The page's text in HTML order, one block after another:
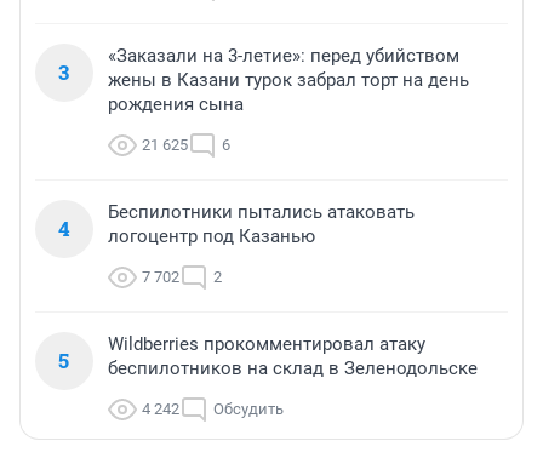
3
«Заказали на 3-летие»: перед убийством
жены в Казани турок забрал торт на день
рождения сына
21 625 6
4
Беспилотники пытались атаковать
логоцентр под Казанью
7 702 2
5
Wildberries прокомментировал атаку
беспилотников на склад в Зеленодольске
4 242 Обсудить